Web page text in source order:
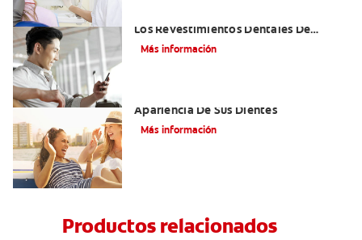
Los Revestimientos Dentales De
Porcelana?
Más información
Apariencia De Sus Dientes
Más información
Productos relacionados